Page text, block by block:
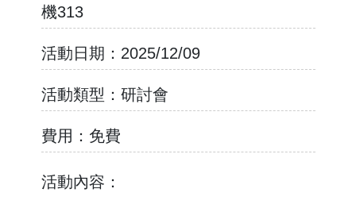
機313
活動日期： 2025/12/09
活動類型： 研討會
費用： 免費
活動內容：